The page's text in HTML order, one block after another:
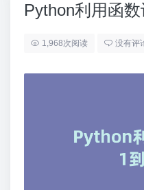
Python利用函
1,968次阅读 没有评